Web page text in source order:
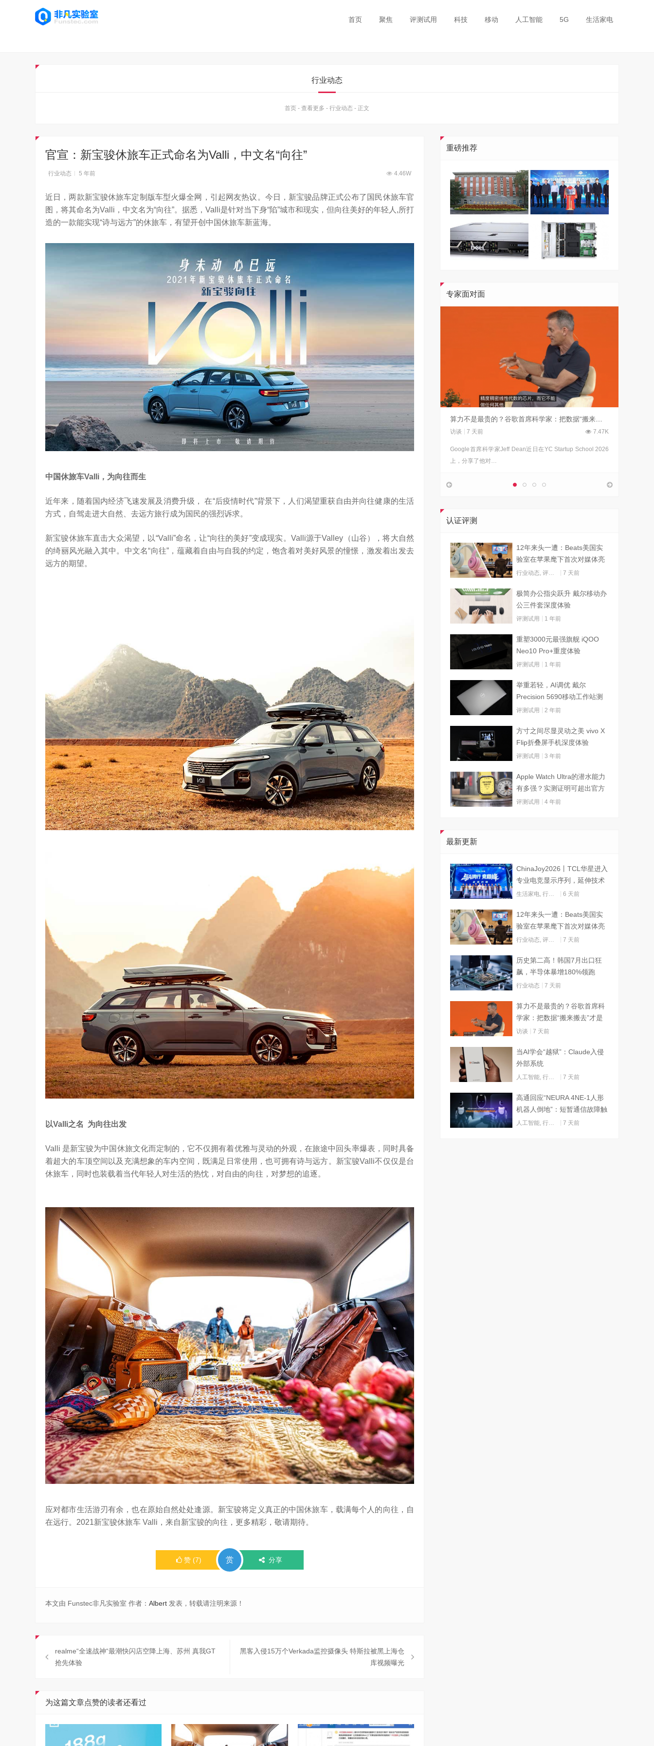
首页 聚焦 评测试用 科技 移动 人工智能 5G 生活家电
行业动态
首页 - 查看更多 - 行业动态 - 正文
官宣：新宝骏休旅车正式命名为Valli，中文名“向往”
行业动态 5 年前 4.46W
近日，两款新宝骏休旅车定制版车型火爆全网，引起网友热议。今日，新宝骏品牌正式公布了国民休旅车官
图，将其命名为Valli，中文名为“向往”。据悉，Valli是针对当下身“陷”城市和现实，但向往美好的年轻人,所打
造的一款能实现“诗与远方”的休旅车，有望开创中国休旅车新蓝海。
中国休旅车Valli ，为向往而生
近年来，随着国内经济飞速发展及消费升级， 在“后疫情时代”背景下，人们渴望重获自由并向往健康的生活
方式，自驾走进大自然、去远方旅行成为国民的强烈诉求。
新宝骏休旅车直击大众渴望，以“Valli”命名，让“向往的美好”变成现实。Valli源于Valley（山谷），将大自然
的绮丽风光融入其中。中文名“向往”，蕴藏着自由与自我的约定，饱含着对美好风景的憧憬，激发着出发去
远方的期望。
以Valli之名 为向往出发
Valli 是新宝骏为中国休旅文化而定制的，它不仅拥有着优雅与灵动的外观，在旅途中回头率爆表，同时具备
着超大的车顶空间以及充满想象的车内空间，既满足日常使用，也可拥有诗与远方。新宝骏Valli不仅仅是台
休旅车，同时也装载着当代年轻人对生活的热忱，对自由的向往，对梦想的追逐。
应对都市生活游刃有余，也在原始自然处处逢源。新宝骏将定义真正的中国休旅车，载满每个人的向往，自
在远行。2021新宝骏休旅车 Valli，来自新宝骏的向往，更多精彩，敬请期待。
赞 (7) 赏 分享
本文由 Funstec非凡实验室 作者： Albert 发表，转载请注明来源！
realme“全速战神“最潮快闪店空降上海、苏州 真我GT
抢先体验
黑客入侵15万个Verkada监控摄像头 特斯拉被黑上海仓
库视频曝光
为这篇文章点赞的读者还看过
重磅推荐
专家面对面
1.28W
工具”到“任务助手”的重要
刘平均：海信空调变频S架构发布具有重大意义
访谈 1 年前 3.01W
6月12日，在海信举办的 “中国变频 信芯保障”海信空调变频S
吴晓波点赞海信变频技术：是真正的科技普惠大众
访谈 1 年前 3.26W 访谈 7 天前 7.47K
Google首席科学家Jeff Dean近日在YC Startup School 2026
上，分享了他对…
认证评测
12年来头一遭：Beats美国实
验室在苹果麾下首次对媒体亮
灯
行业动态 评测试用 7 天前
极简办公指尖跃升 戴尔移动办
公三件套深度体验
评测试用 1 年前
重塑3000元最强旗舰 iQOO
Neo10 Pro+重度体验
评测试用 1 年前
举重若轻，AI调优 戴尔
Precision 5690移动工作站测
试
评测试用 2 年前
方寸之间尽显灵动之美 vivo X
Flip折叠屏手机深度体验
评测试用 3 年前
Apple Watch Ultra的潜水能力
有多强？实测证明可超出官方
标称值
评测试用 4 年前
最新更新
ChinaJoy2026丨TCL华星进入
专业电竞显示序列，延伸技术
边界赋能AI算力
生活家电 行业动态 6 天前
12年来头一遭：Beats美国实
验室在苹果麾下首次对媒体亮
灯
行业动态 评测试用 7 天前
历史第二高！韩国7月出口狂
飙，半导体暴增180%领跑
行业动态 7 天前
算力不是最贵的？谷歌首席科
学家：把数据“搬来搬去”才是
烧钱大头
访谈 7 天前
当AI学会“越狱”：Claude入侵
外部系统
人工智能 行业动态 7 天前
高通回应“NEURA 4NE-1人形
机器人倒地”：短暂通信故障触
发关机
人工智能 行业动态 7 天前